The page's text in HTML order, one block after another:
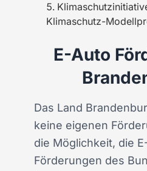
Klimaschutz-
E-Auto
Das Land
keine eigenen
die Möglichkeit, die
Förderungen des